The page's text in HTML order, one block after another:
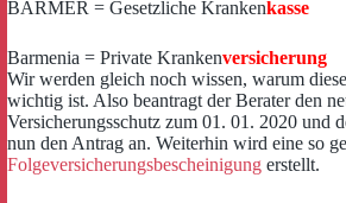
BARMER = Gesetzliche Krankenkasse
Barmenia = Private Krankenversicherung
Wir werden gleich noch wissen, warum
wichtig ist. Also beantragt der Berater den
Versicherungsschutz zum 01. 01. 2020 und
nun den Antrag an. Weiterhin wird eine so
Folgeversicherungsbescheinigung erstellt.